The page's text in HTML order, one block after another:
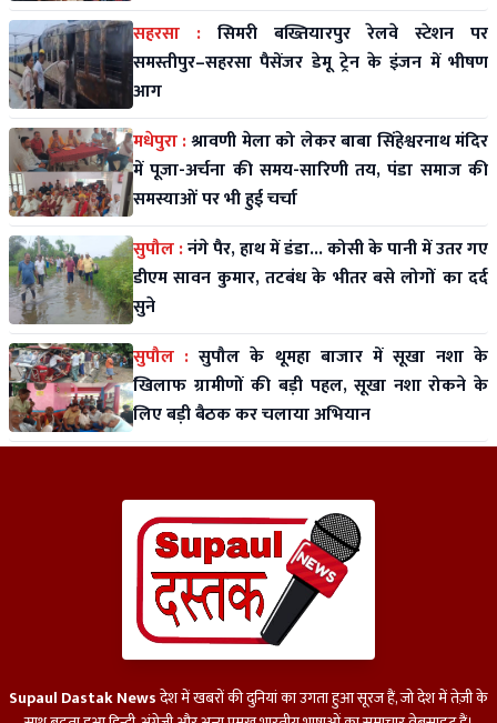
सहरसा : सिमरी बख्तियारपुर रेलवे स्टेशन पर
समस्तीपुर–सहरसा पैसेंजर डेमू ट्रेन के इंजन में भीषण
आग
मधेपुरा :श्रावणी मेला को लेकर बाबा सिंहेश्वरनाथ मंदिर
में पूजा-अर्चना की समय-सारिणी तय, पंडा समाज की
समस्याओं पर भी हुई चर्चा
सुपौल :नंगे पैर, हाथ में डंडा... कोसी के पानी में उतर गए
डीएम सावन कुमार, तटबंध के भीतर बसे लोगों का दर्द
सुने
सुपौल : सुपौल के थूमहा बाजार में सूखा नशा के
खिलाफ ग्रामीणों की बड़ी पहल, सूखा नशा रोकने के
लिए बड़ी बैठक कर चलाया अभियान
Supaul Dastak Newsदेश में खबरों की दुनियां का उगता हुआ सूरज हैं, जो देश में तेज़ी के